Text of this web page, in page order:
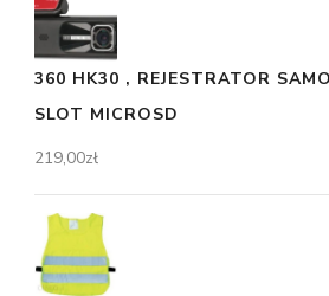
360 HK30 , REJESTRATOR
SLOT MICROSD
219,00zł